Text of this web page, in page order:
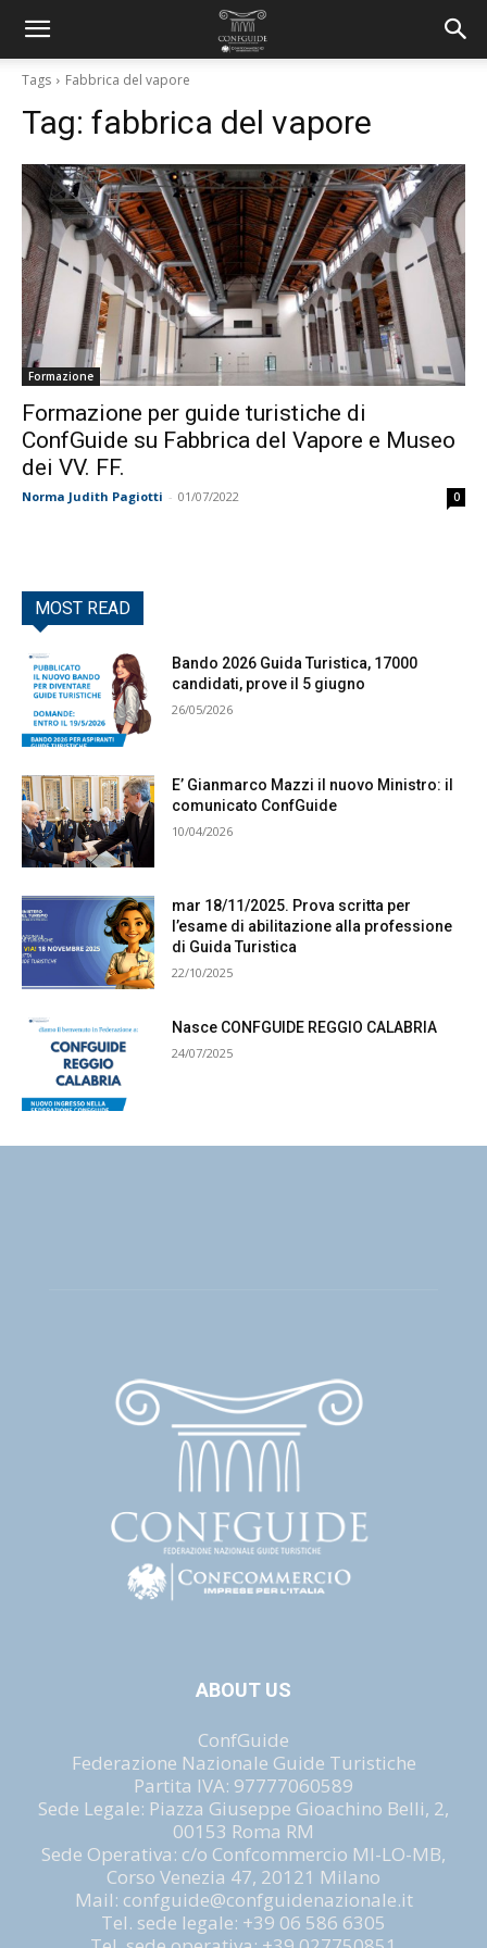
Tags Fabbrica del vapore
Tag: fabbrica del vapore
Formazione
Formazione per guide turistiche di
ConfGuide su Fabbrica del Vapore e Museo
dei VV. FF.
Norma Judith Pagiotti - 01/07/2022 0
MOST READ
Bando 2026 Guida Turistica, 17000
candidati, prove il 5 giugno
26/05/2026
E’ Gianmarco Mazzi il nuovo Ministro: il
comunicato ConfGuide
10/04/2026
mar 18/11/2025. Prova scritta per
l’esame di abilitazione alla professione
di Guida Turistica
22/10/2025
Nasce CONFGUIDE REGGIO CALABRIA
24/07/2025
ABOUT US
ConfGuide
Federazione Nazionale Guide Turistiche
Partita IVA: 97777060589
Sede Legale: Piazza Giuseppe Gioachino Belli, 2,
00153 Roma RM
Sede Operativa: c/o Confcommercio MI-LO-MB,
Corso Venezia 47, 20121 Milano
Mail: confguide@confguidenazionale.it
Tel. sede legale: +39 06 586 6305